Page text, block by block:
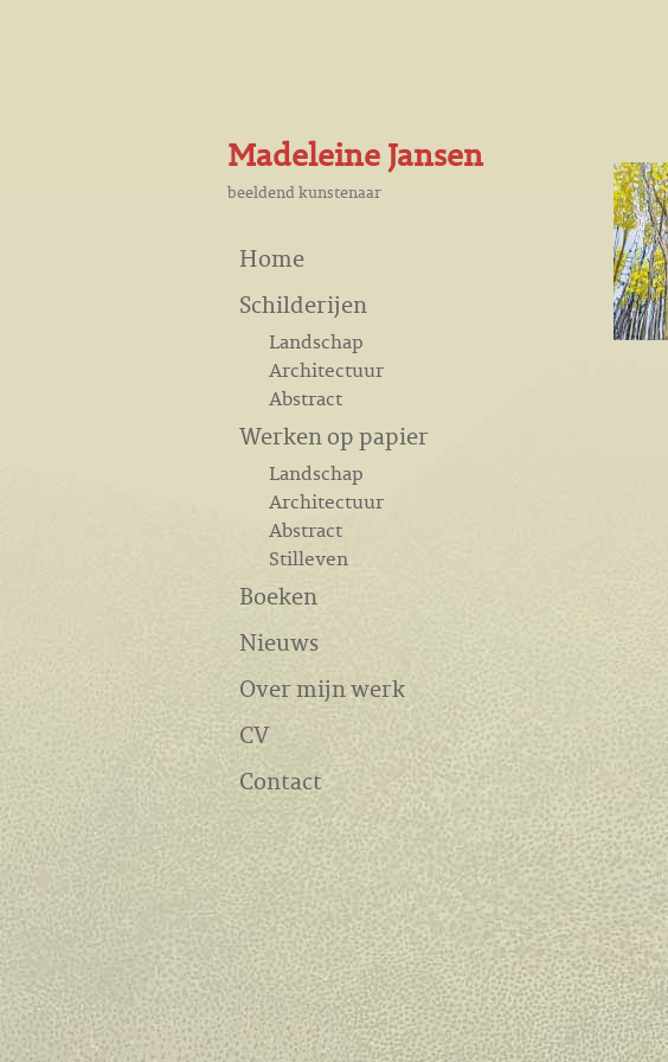
Madeleine Jansen
beeldend kunstenaar
Home
Schilderijen
Landschap
Architectuur
Abstract
Werken op papier
Landschap
Architectuur
Abstract
Stilleven
Boeken
Nieuws
Over mijn werk
CV
Contact